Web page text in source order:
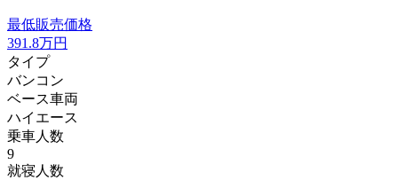
最低販売価格
391.8万円
タイプ
バンコン
ベース車両
ハイエース
乗車人数
9
就寝人数